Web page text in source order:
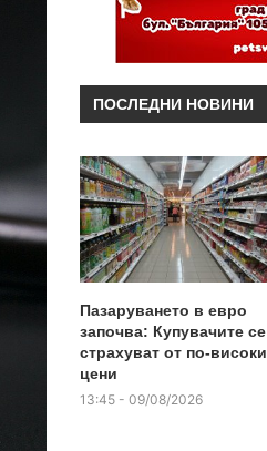
ПОСЛЕДНИ НОВИНИ
Пазаруването в евро
започва: Купувачите се
страхуват от по-високи
цени
13:45 - 09/08/2026